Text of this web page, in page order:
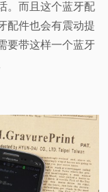
。而且这个蓝牙配
配件也会有震动提
要带这样一个蓝牙